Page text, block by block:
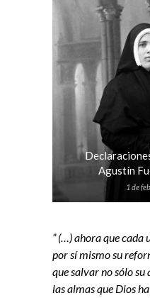
Agustín
1 de
” (…) ahora que cada
por sí mismo su
que salvar no sólo
las almas que Dios